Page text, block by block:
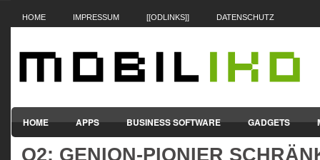
HOME IMPRESSUM [[ODLINKS]] DATENSCHUTZ
HOME APPS BUSINESS SOFTWARE GADGETS
SMARTPHONES & HANDYS TABLET-PCS VERTRÄGE &
O2: GENION-PIONIER